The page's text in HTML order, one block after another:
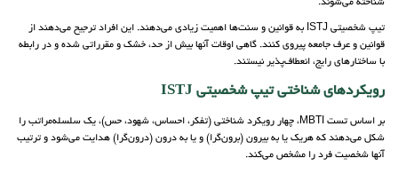
شناخته می‌شوند.
تیپ شخصیتی ISTJ به قوانین و سنت‌ها‌ اهمیت زیادی می‌دهند. این افراد ترجیح می‌دهند از
قوانین و عرف جامعه پیروی کنند. گاهی اوقات آنها بیش از حد، خشک و مقرراتی شده و در رابطه
با ساختارهای رایج، انعطاف‌پذیر نیستند.
رویکردهای شناختی تیپ شخصیتی ISTJ
بر اساس تست MBTI، چهار رویکرد شناختی (تفکر، احساس، شهود، حس)، یک سلسله‌مراتب را
شکل می‌دهند که هریک یا به بیرون (برون‌گرا) و یا به درون (درون‌گرا) هدایت می‌شود و ترتیب
آنها شخصیت فرد را مشخص می‌کند.